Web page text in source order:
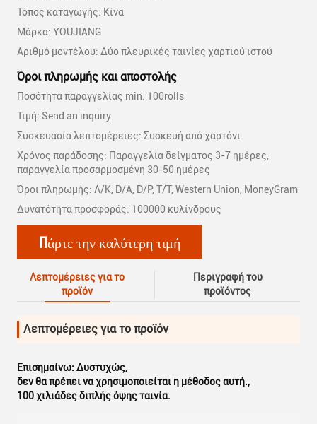
Τόπος καταγωγής: Κίνα
Μάρκα: YOUJIANG
Αριθμό μοντέλου: Δύο πλευρικές ταινίες χαρτιού ιστού
Όροι πληρωμής και αποστολής
Ποσότητα παραγγελίας min: 100rolls
Τιμή: Send an inquiry
Συσκευασία λεπτομέρειες: Συσκευή από χαρτόνι
Χρόνος παράδοσης: Παραγγελία δείγματος 3-7 ημέρες,
παραγγελία προσαρμοσμένη 30-50 ημέρες
Όροι πληρωμής: Λ/Κ, D/A, D/P, T/T, Western Union, MoneyGram
Δυνατότητα προσφοράς: 100000 κυλίνδρους
Πάρτε την καλύτερη τιμή
Λεπτομέρειες για το
προϊόν
Περιγραφή του
προϊόντος
Λεπτομέρειες για το προϊόν
Επισημαίνω: Δυστυχώς,
δεν θα πρέπει να χρησιμοποιείται η μέθοδος αυτή.,
100 χιλιάδες διπλής όψης ταινία.